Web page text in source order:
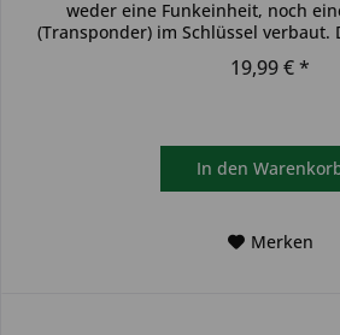
weder eine Funkeinheit, noch
(Transponder) im Schlüssel verbaut.
19,99 € *
In den
Merken